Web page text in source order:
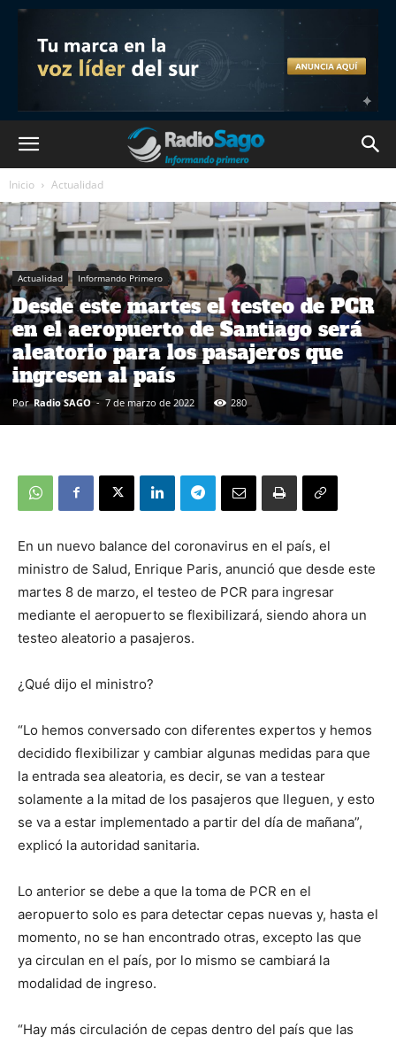
Inicio Actualidad
Actualidad Informando Primero
Desde este martes el testeo de PCR
en el aeropuerto de Santiago será
aleatorio para los pasajeros que
ingresen al país
Por Radio SAGO - 7 de marzo de 2022 280
En un nuevo balance del coronavirus en el país, el
ministro de Salud, Enrique Paris, anunció que desde este
martes 8 de marzo, el testeo de PCR para ingresar
mediante el aeropuerto se flexibilizará, siendo ahora un
testeo aleatorio a pasajeros.
¿Qué dijo el ministro?
“Lo hemos conversado con diferentes expertos y hemos
decidido flexibilizar y cambiar algunas medidas para que
la entrada sea aleatoria, es decir, se van a testear
solamente a la mitad de los pasajeros que lleguen, y esto
se va a estar implementado a partir del día de mañana”,
explicó la autoridad sanitaria.
Lo anterior se debe a que la toma de PCR en el
aeropuerto solo es para detectar cepas nuevas y, hasta el
momento, no se han encontrado otras, excepto las que
ya circulan en el país, por lo mismo se cambiará la
modalidad de ingreso.
“Hay más circulación de cepas dentro del país que las